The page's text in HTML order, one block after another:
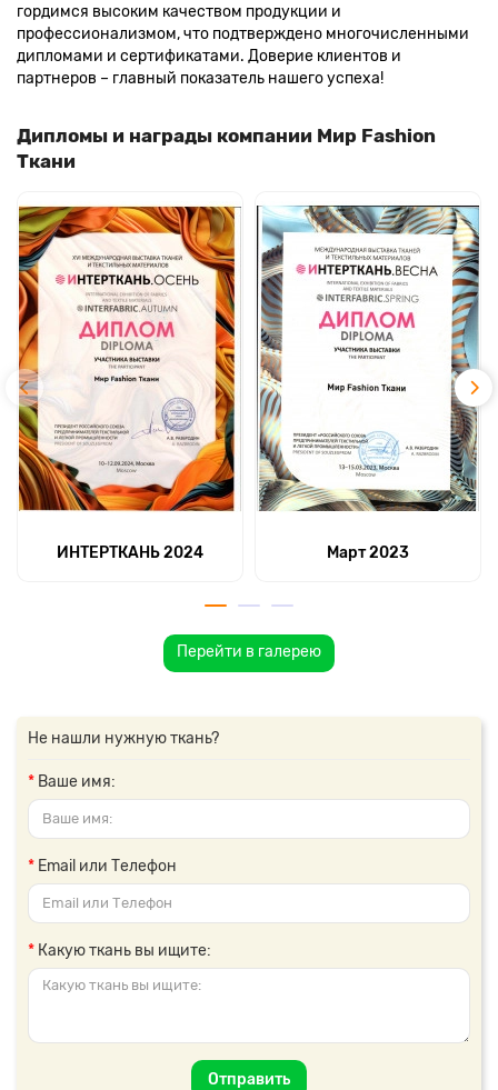
гордимся высоким качеством продукции и
профессионализмом, что подтверждено многочисленными
дипломами и сертификатами. Доверие клиентов и
партнеров – главный показатель нашего успеха!
Дипломы и награды компании Мир Fashion
Ткани
ИНТЕРТКАНЬ 2024 Март 2023
Перейти в галерею
Не нашли нужную ткань?
Ваше имя:
Email или Телефон
Какую ткань вы ищите:
Отправить